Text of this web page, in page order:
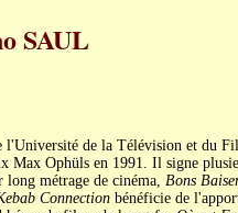
SAUL
l'Université de la Télévision et du
Max Ophüls en 1991. Il signe
long métrage de cinéma, Bons
Connectionbénéficie de